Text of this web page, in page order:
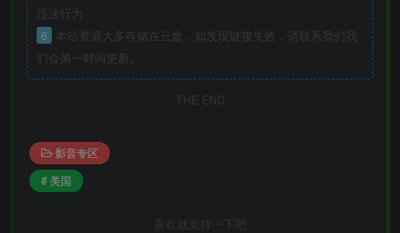
违法行为
6
本站资源大多存储在云盘，如发现链接失效，请联系我们我
们会第一时间更新。
THE END
影音专区
# 美国
喜欢就支持一下吧